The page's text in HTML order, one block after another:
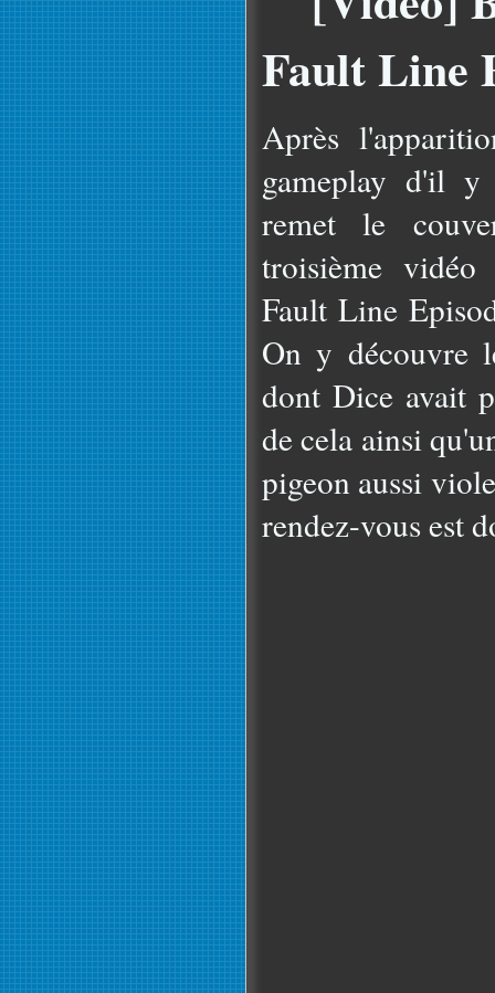
Fault Line
Après
gameplay d'il y
remet le
troisième
Fault Line
On y découvre
dont Dice avait
de cela ainsi
pigeon aussi
rendez-vous est